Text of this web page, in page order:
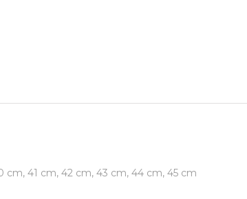
cm, 41 cm, 42 cm, 43 cm, 44 cm, 45 cm